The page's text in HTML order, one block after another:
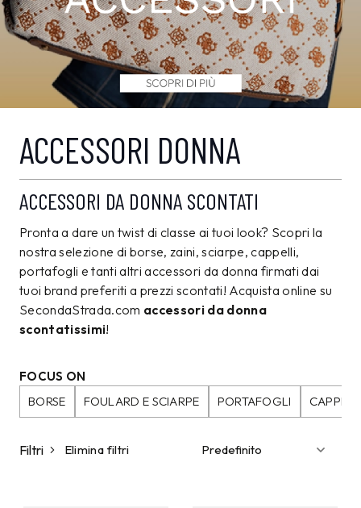
ACCESSORI DONNA
ACCESSORI DA DONNA SCONTATI
Pronta a dare un twist di classe ai tuoi look? Scopri la
nostra selezione di borse, zaini, sciarpe, cappelli,
portafogli e tanti altri accessori da donna firmati dai
tuoi brand preferiti a prezzi scontati! Acquista online su
SecondaStrada.com accessori da donna
scontatissimi!
FOCUS ON
BORSE
FOULARD E SCIARPE PORTAFOGLI
Filtri Elimina filtri